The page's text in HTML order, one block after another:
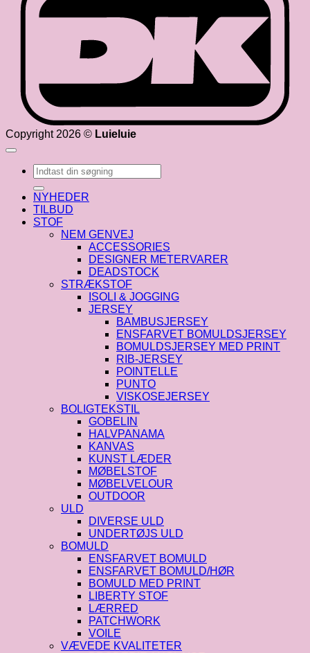
Copyright 2026 © Luieluie
Søg
efter:
NYHEDER
TILBUD
STOF
NEM GENVEJ
ACCESSORIES
DESIGNER METERVARER
DEADSTOCK
STRÆKSTOF
ISOLI & JOGGING
JERSEY
BAMBUSJERSEY
ENSFARVET BOMULDSJERSEY
BOMULDSJERSEY MED PRINT
RIB-JERSEY
POINTELLE
PUNTO
VISKOSEJERSEY
BOLIGTEKSTIL
GOBELIN
HALVPANAMA
KANVAS
KUNST LÆDER
MØBELSTOF
MØBELVELOUR
OUTDOOR
ULD
DIVERSE ULD
UNDERTØJS ULD
BOMULD
ENSFARVET BOMULD
ENSFARVET BOMULD/HØR
BOMULD MED PRINT
LIBERTY STOF
LÆRRED
PATCHWORK
VOILE
VÆVEDE KVALITETER